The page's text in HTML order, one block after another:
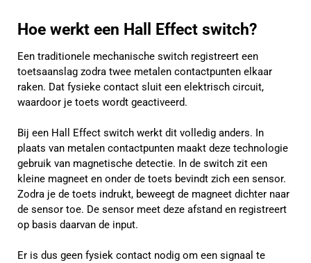
Hoe werkt een Hall Effect switch?
Een traditionele mechanische switch registreert een
toetsaanslag zodra twee metalen contactpunten elkaar
raken. Dat fysieke contact sluit een elektrisch circuit,
waardoor je toets wordt geactiveerd.
Bij een Hall Effect switch werkt dit volledig anders. In
plaats van metalen contactpunten maakt deze technologie
gebruik van magnetische detectie. In de switch zit een
kleine magneet en onder de toets bevindt zich een sensor.
Zodra je de toets indrukt, beweegt de magneet dichter naar
de sensor toe. De sensor meet deze afstand en registreert
op basis daarvan de input.
Er is dus geen fysiek contact nodig om een signaal te